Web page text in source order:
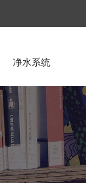
净水系统